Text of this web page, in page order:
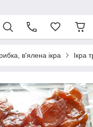
в'ялена ікра Ікра